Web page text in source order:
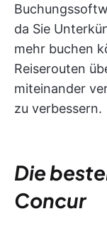
da Sie
mehr buchen
Reiserouten
miteinander
zu verbessern.
Die
Concur